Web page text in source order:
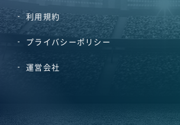
利用規約
プライバシーポリシー
運営会社